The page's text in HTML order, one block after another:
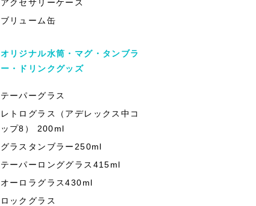
アクセサリーケース
ブリューム缶
オリジナル水筒・マグ・タンブラ
ー・ドリンクグッズ
テーパーグラス
レトログラス（アデレックス中コ
ップ8） 200ml
グラスタンブラー250ml
テーパーロンググラス415ml
オーロラグラス430ml
ロックグラス